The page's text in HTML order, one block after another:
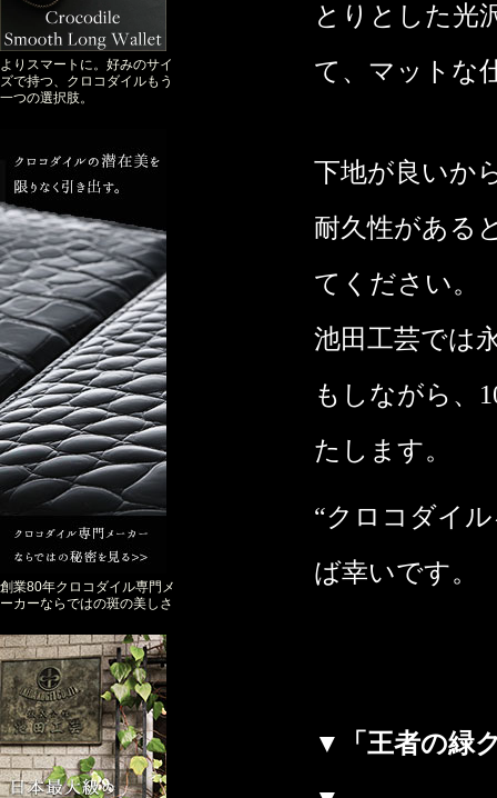
よりスマートに。好みのサイ
ズで持つ、クロコダイルもう
一つの選択肢。
創業80年クロコダイル専門メ
ーカーならではの斑の美しさ
とりとした光
て、マットな
下地が良いか
耐久性がある
てください。
池田工芸では
もしながら、
たします。
“クロコダイ
ば幸いです。
▼「王者の緑